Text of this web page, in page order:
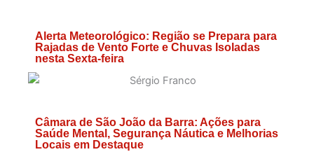
Alerta Meteorológico: Região se Prepara para
Rajadas de Vento Forte e Chuvas Isoladas
nesta Sexta-feira
Câmara de São João da Barra: Ações para
Saúde Mental, Segurança Náutica e Melhorias
Locais em Destaque